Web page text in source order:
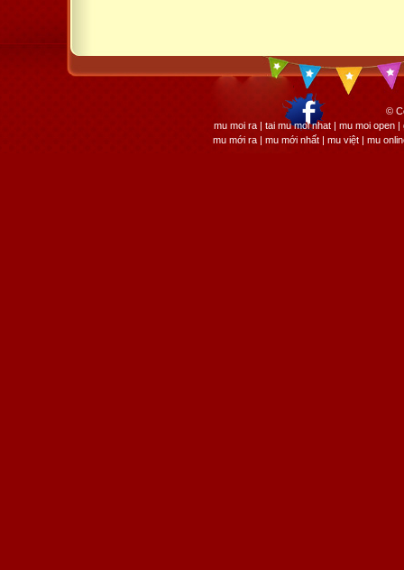
©
mu moi ra | tai mu moi nhat | mu moi open
mu mới ra | mu mới nhất | mu việt | mu